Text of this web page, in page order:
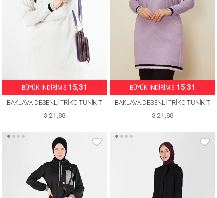
BÜYÜK İNDİRİM $ 15,31
BAKLAVA DESENLİ TRİKO TUNİK T
$ 21,88
BÜYÜK İNDİRİM $ 15,31
BAKLAVA DESENLİ TRİKO TUNİK T
$ 21,88